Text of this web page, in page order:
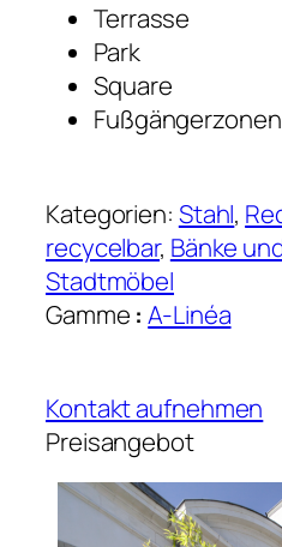
Terrasse
Park
Square
Fußgängerzonen
Kategorien: Stahl,
recycelbar, Bänke
Stadtmöbel
Gamme : A-Linéa
Kontakt aufnehmen
Preisangebot